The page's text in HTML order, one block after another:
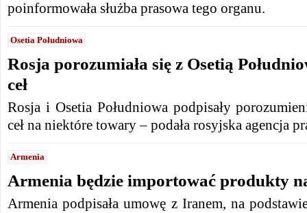
poinformowała służba prasowa tego organu.
Osetia Południowa
Rosja porozumiała się z Osetią
ceł
Rosja i Osetia Południowa podpisały
ceł na niektóre towary – podała rosyjska agencja
Armenia
Armenia będzie importować produkty
Armenia podpisała umowę z Iranem, na